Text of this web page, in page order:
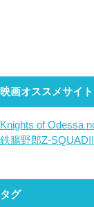
映画オススメサイト
Knights of Odessa
鉄腸野郎Z-
タグ